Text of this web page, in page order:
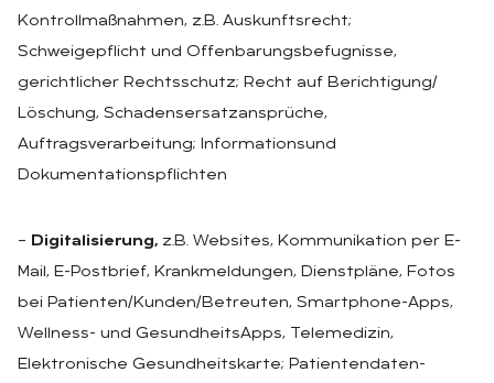
Kontrollmaßnahmen, z.B. Auskunftsrecht;
Schweigepflicht und Offenbarungsbefugnisse,
gerichtlicher Rechtsschutz; Recht auf Berichtigung/
Löschung, Schadensersatzansprüche,
Auftragsverarbeitung; Informationsund
Dokumentationspflichten
– Digitalisierung, z.B. Websites, Kommunikation per E-
Mail, E-Postbrief, Krankmeldungen, Dienstpläne, Fotos
bei Patienten/Kunden/Betreuten, Smartphone-Apps,
Wellness- und GesundheitsApps, Telemedizin,
Elektronische Gesundheitskarte; Patientendaten-